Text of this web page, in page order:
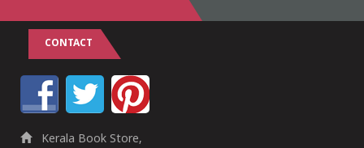
CONTACT
Kerala Book Store,